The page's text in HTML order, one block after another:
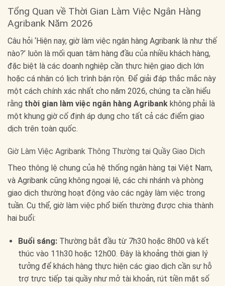
Tổng Quan về Thời Gian Làm Việc Ngân Hàng
Agribank Năm 2026
Câu hỏi ‘Hiện nay, giờ làm việc ngân hàng Agribank là như thế
nào?’ luôn là mối quan tâm hàng đầu của nhiều khách hàng,
đặc biệt là các doanh nghiệp cần thực hiện giao dịch lớn
hoặc cá nhân có lịch trình bận rộn. Để giải đáp thắc mắc này
một cách chính xác nhất cho năm 2026, chúng ta cần hiểu
rằng thời gian làm việc ngân hàng Agribank không phải là
một khung giờ cố định áp dụng cho tất cả các điểm giao
dịch trên toàn quốc.
Giờ Làm Việc Agribank Thông Thường tại Quầy Giao Dịch
Theo thông lệ chung của hệ thống ngân hàng tại Việt Nam,
và Agribank cũng không ngoại lệ, các chi nhánh và phòng
giao dịch thường hoạt động vào các ngày làm việc trong
tuần. Cụ thể, giờ làm việc phổ biến thường được chia thành
hai buổi:
Buổi sáng:Thường bắt đầu từ 7h30 hoặc 8h00 và kết
thúc vào 11h30 hoặc 12h00. Đây là khoảng thời gian lý
tưởng để khách hàng thực hiện các giao dịch cần sự hỗ
trợ trực tiếp tại quầy như mở tài khoản, rút tiền mặt số